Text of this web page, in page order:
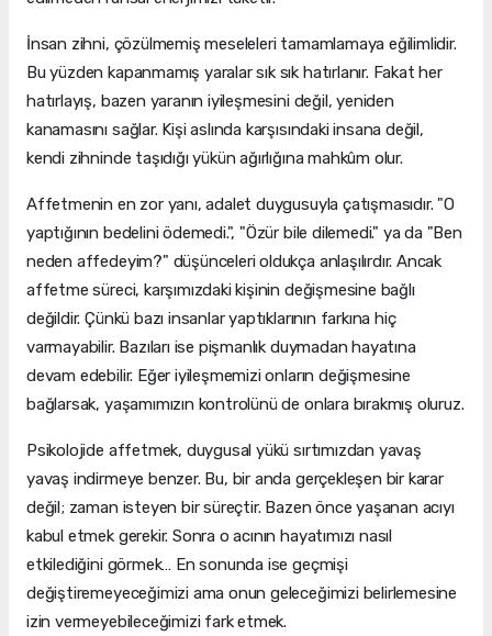
İnsan zihni, çözülmemiş meseleleri tamamlamaya eğilimlidir.
Bu yüzden kapanmamış yaralar sık sık hatırlanır. Fakat her
hatırlayış, bazen yaranın iyileşmesini değil, yeniden
kanamasını sağlar. Kişi aslında karşısındaki insana değil,
kendi zihninde taşıdığı yükün ağırlığına mahkûm olur.
Affetmenin en zor yanı, adalet duygusuyla çatışmasıdır. "O
yaptığının bedelini ödemedi.", "Özür bile dilemedi." ya da "Ben
neden affedeyim?" düşünceleri oldukça anlaşılırdır. Ancak
affetme süreci, karşımızdaki kişinin değişmesine bağlı
değildir. Çünkü bazı insanlar yaptıklarının farkına hiç
varmayabilir. Bazıları ise pişmanlık duymadan hayatına
devam edebilir. Eğer iyileşmemizi onların değişmesine
bağlarsak, yaşamımızın kontrolünü de onlara bırakmış oluruz.
Psikolojide affetmek, duygusal yükü sırtımızdan yavaş
yavaş indirmeye benzer. Bu, bir anda gerçekleşen bir karar
değil; zaman isteyen bir süreçtir. Bazen önce yaşanan acıyı
kabul etmek gerekir. Sonra o acının hayatımızı nasıl
etkilediğini görmek… En sonunda ise geçmişi
değiştiremeyeceğimizi ama onun geleceğimizi belirlemesine
izin vermeyebileceğimizi fark etmek.